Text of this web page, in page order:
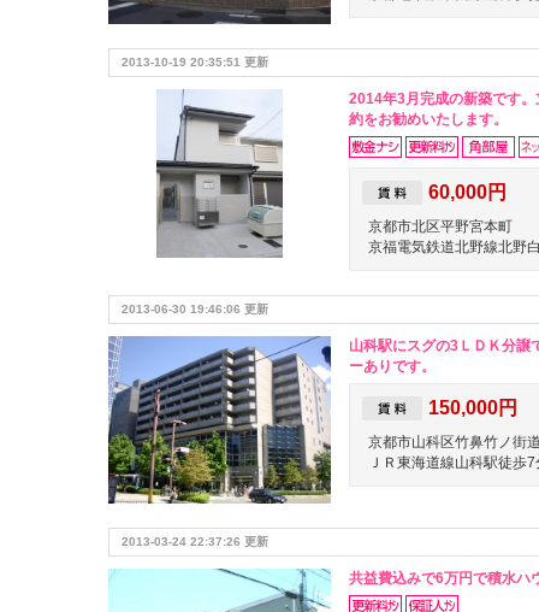
2013-10-19 20:35:51 更新
2014年3月完成の新築です
約をお勧めいたします。
60,000円
京都市北区平野宮本町
京福電気鉄道北野線北野
2013-06-30 19:46:06 更新
山科駅にスグの3ＬＤＫ分譲
ーありです。
150,000円
京都市山科区竹鼻竹ノ街
ＪＲ東海道線山科駅徒歩7
2013-03-24 22:37:26 更新
共益費込みで6万円で積水ハ